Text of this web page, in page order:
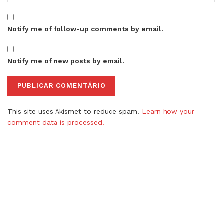
Notify me of follow-up comments by email.
Notify me of new posts by email.
This site uses Akismet to reduce spam. Learn how your
comment data is processed.